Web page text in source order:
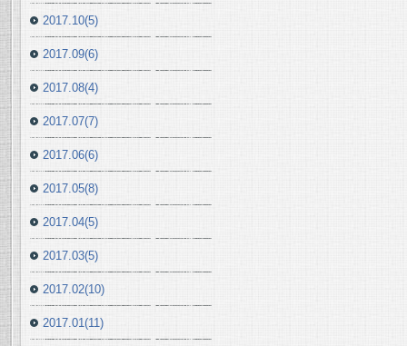
2017.10(5)
2017.09(6)
2017.08(4)
2017.07(7)
2017.06(6)
2017.05(8)
2017.04(5)
2017.03(5)
2017.02(10)
2017.01(11)